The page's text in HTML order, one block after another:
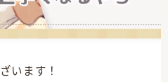
います！